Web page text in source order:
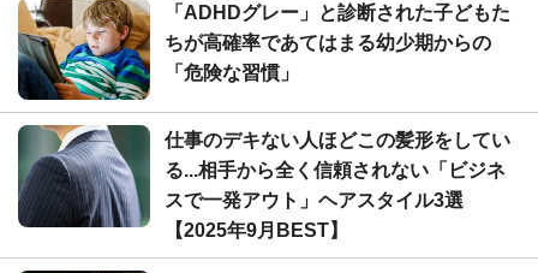
「ADHDグレー」と診断された子どもた
ちが高確率であてはまる幼少期からの
「危険な習慣」
仕事のデキない人ほどこの髪形をしてい
る...相手から全く信頼されない「ビジネ
スで一発アウト」ヘアスタイル3選
【2025年9月BEST】